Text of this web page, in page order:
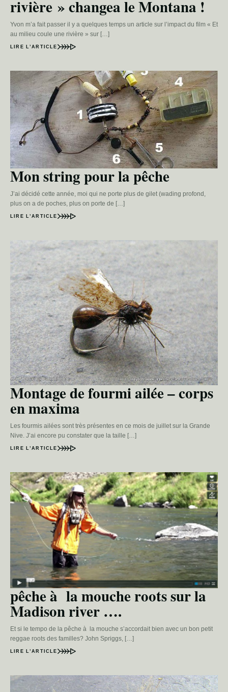
rivière » changea le Montana !
Yvon m’a fait passer il y a quelques temps un article sur l’impact du film « Et
au milieu coule une rivière » sur […]
LIRE L’ARTICLE
Mon string pour la pêche
J’ai décidé cette année, moi qui ne porte plus de gilet (wading profond,
plus on a de poches, plus on porte de […]
LIRE L’ARTICLE
Montage de fourmi ailée – corps
en maxima
Les fourmis ailées sont très présentes en ce mois de juillet sur la Grande
Nive. J’ai encore pu constater que la taille […]
LIRE L’ARTICLE
pêche à la mouche roots sur la
Madison river ….
Et si le tempo de la pêche à la mouche s’accordait bien avec un bon petit
reggae roots des familles? John Spriggs, […]
LIRE L’ARTICLE